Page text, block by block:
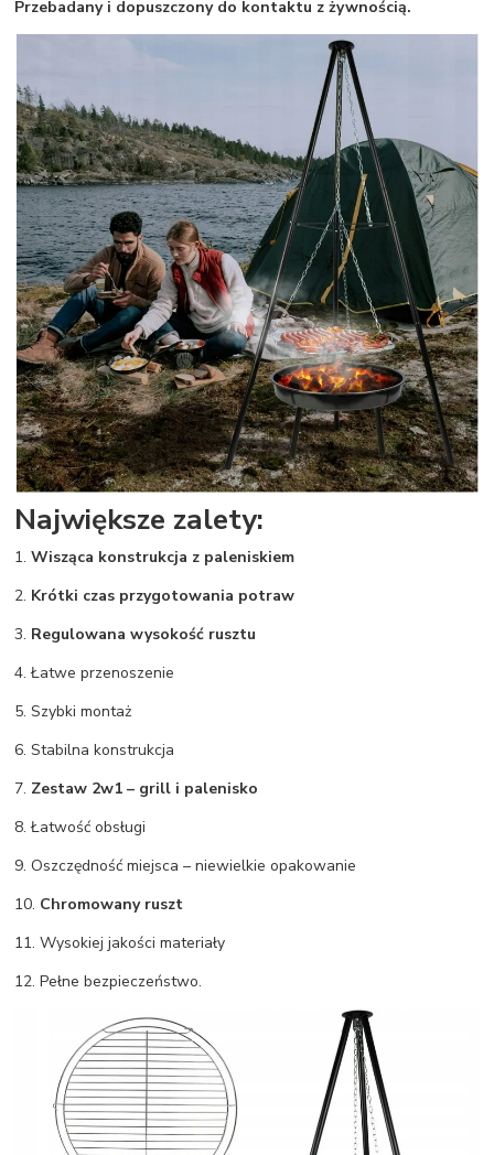
Przebadany i dopuszczony do kontaktu z żywnością.
Największe zalety:
1.Wisząca konstrukcja z paleniskiem
2. Krótki czas przygotowania potraw
3. Regulowana wysokość rusztu
4. Łatwe przenoszenie
5. Szybki montaż
6. Stabilna konstrukcja
7. Zestaw 2w1 – grill i palenisko
8. Łatwość obsługi
9. Oszczędność miejsca – niewielkie opakowanie
10. Chromowany ruszt
11. Wysokiej jakości materiały
12. Pełne bezpieczeństwo.